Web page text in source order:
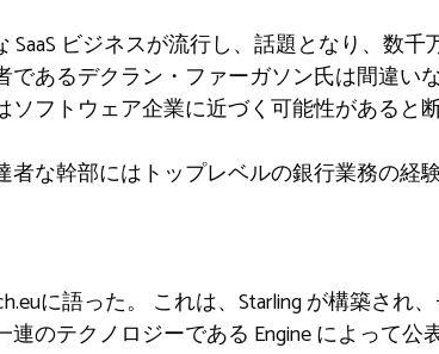
SaaS ビジネスが流行し、話題となり、数
であるデクラン・ファーガソン氏は間違い
フトウェア企業に近づく可能性があると
な幹部にはトップレベルの銀行業務の経
に語った。 これは、Starling が構築され
のテクノロジーである Engine によって公